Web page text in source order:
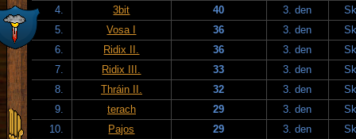
4.
3bit 40 3. den
5.
Vosa I 36 3. den
6.
Ridix II. 36 3. den
7.
Ridix III. 33 3. den
8.
Thráin II. 32 3. den
9.
terach 29 3. den
10.
Pajos 29 3. den